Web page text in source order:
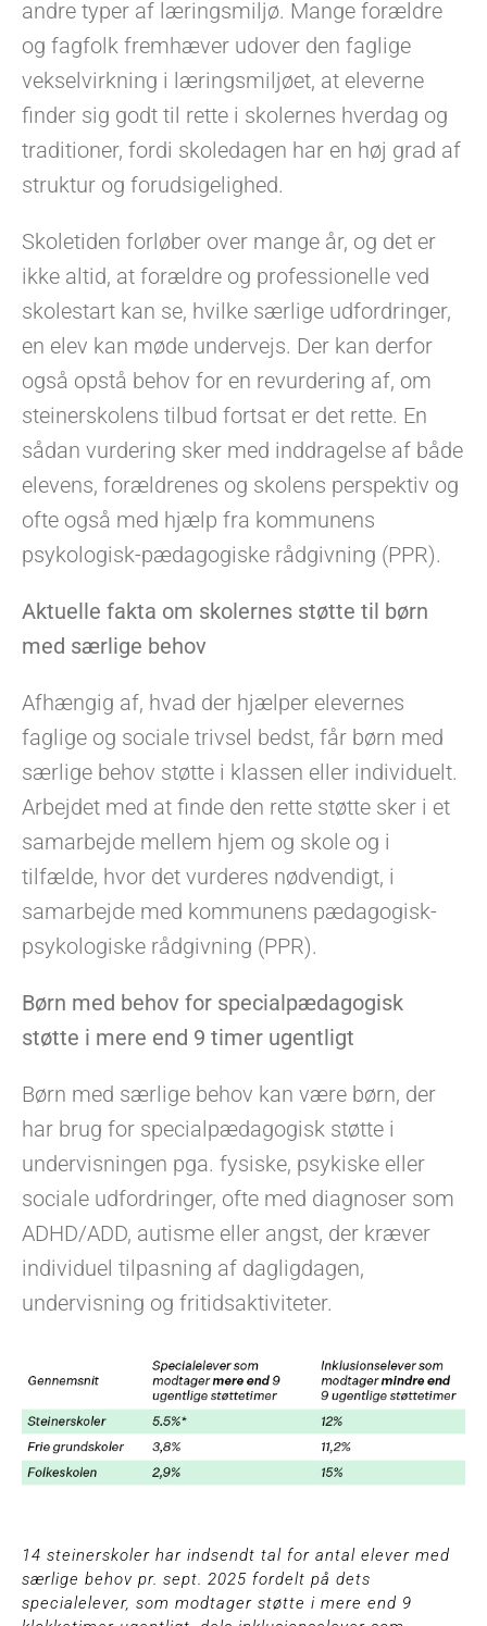
andre typer af læringsmiljø. Mange forældre
og fagfolk fremhæver udover den faglige
vekselvirkning i læringsmiljøet, at eleverne
finder sig godt til rette i skolernes hverdag og
traditioner, fordi skoledagen har en høj grad af
struktur og forudsigelighed.
Skoletiden forløber over mange år, og det er
ikke altid, at forældre og professionelle ved
skolestart kan se, hvilke særlige udfordringer,
en elev kan møde undervejs. Der kan derfor
også opstå behov for en revurdering af, om
steinerskolens tilbud fortsat er det rette. En
sådan vurdering sker med inddragelse af både
elevens, forældrenes og skolens perspektiv og
ofte også med hjælp fra kommunens
psykologisk-pædagogiske rådgivning (PPR).
Aktuelle fakta om skolernes støtte til børn
med særlige behov
Afhængig af, hvad der hjælper elevernes
faglige og sociale trivsel bedst, får børn med
særlige behov støtte i klassen eller individuelt.
Arbejdet med at finde den rette støtte sker i et
samarbejde mellem hjem og skole og i
tilfælde, hvor det vurderes nødvendigt, i
samarbejde med kommunens pædagogisk-
psykologiske rådgivning (PPR).
Børn med behov for specialpædagogisk
støtte i mere end 9 timer ugentligt
Børn med særlige behov kan være børn, der
har brug for specialpædagogisk støtte i
undervisningen pga. fysiske, psykiske eller
sociale udfordringer, ofte med diagnoser som
ADHD/ADD, autisme eller angst, der kræver
individuel tilpasning af dagligdagen,
undervisning og fritidsaktiviteter.
14 steinerskoler har indsendt tal for antal elever med
særlige behov pr. sept. 2025 fordelt på dets
specialelever, som modtager støtte i mere end 9